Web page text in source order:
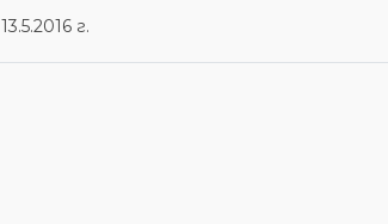
13.5.2016 г.